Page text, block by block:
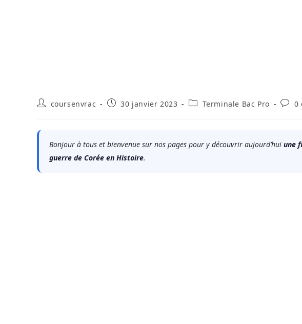
Auteur/autrice
publication :
coursenvrac
Publication
30 janvier 2023
PostTerminale Bac Pro 0
Bonjour à tous et bienvenue sur nos pages pour y découvrir aujourd’hui une
guerre de Corée en Histoire.